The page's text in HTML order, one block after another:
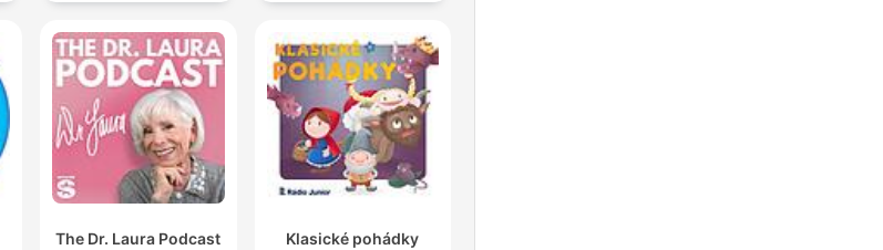
The Dr. Laura Podcast Klasické pohádky